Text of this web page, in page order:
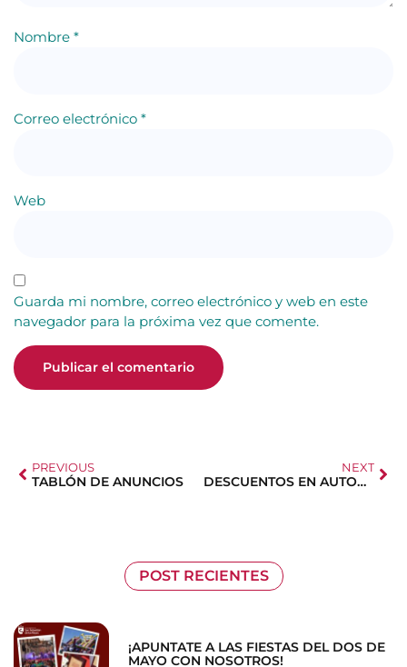
Nombre *
Correo electrónico *
Web
Guarda mi nombre, correo electrónico y web en este
navegador para la próxima vez que comente.
PREVIOUS
TABLÓN DE ANUNCIOS
NEXT
DESCUENTOS EN AUTOMOCIÓN: DACIA
POST RECIENTES
¡APUNTATE A LAS FIESTAS DEL DOS DE
MAYO CON NOSOTROS!